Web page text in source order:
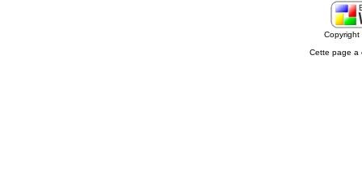
Cette page a